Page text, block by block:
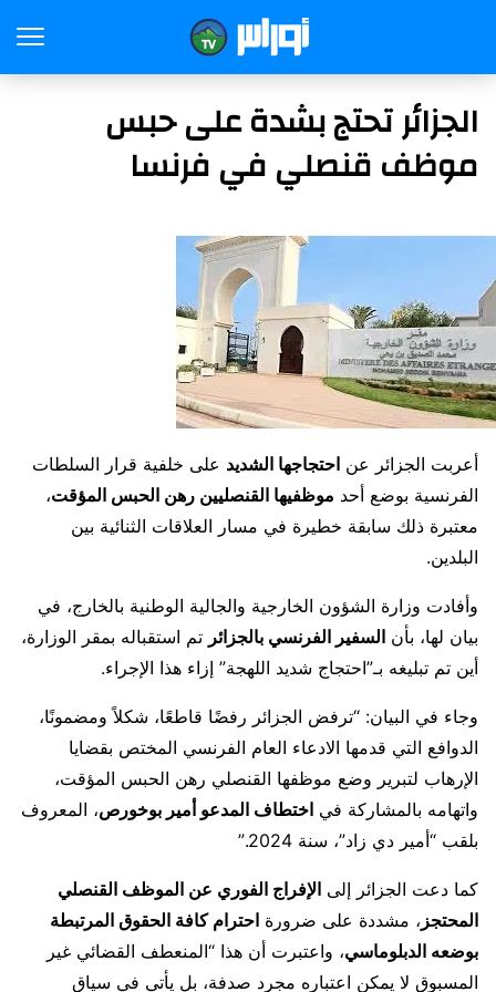
الجزائر تحتج بشدة على حبس
موظف قنصلي في فرنسا
أعربت الجزائر عن احتجاجها الشديد على خلفية قرار السلطات
الفرنسية بوضع أحد موظفيها القنصليين رهن الحبس المؤقت،
معتبرة ذلك سابقة خطيرة في مسار العلاقات الثنائية بين
البلدين.
وأفادت وزارة الشؤون الخارجية والجالية الوطنية بالخارج، في
بيان لها، بأن السفير الفرنسي بالجزائر تم استقباله بمقر الوزارة،
أين تم تبليغه بـ”احتجاج شديد اللهجة” إزاء هذا الإجراء.
وجاء في البيان: “ترفض الجزائر رفضًا قاطعًا، شكلاً ومضمونًا،
الدوافع التي قدمها الادعاء العام الفرنسي المختص بقضايا
الإرهاب لتبرير وضع موظفها القنصلي رهن الحبس المؤقت،
واتهامه بالمشاركة في اختطاف المدعو أمير بوخورص، المعروف
بلقب “أمير دي زاد”، سنة 2024.”
كما دعت الجزائر إلى الإفراج الفوري عن الموظف القنصلي
المحتجز ، مشددة على ضرورة احترام كافة الحقوق المرتبطة
بوضعه الدبلوماسي، واعتبرت أن هذا “المنعطف القضائي غير
المسبوق لا يمكن اعتباره مجرد صدفة، بل يأتي في سياق